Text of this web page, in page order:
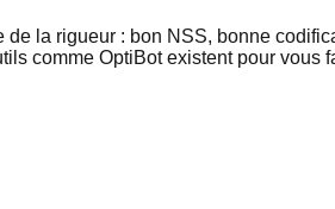
la rigueur : bon NSS, bonne
comme OptiBot existent pour vous